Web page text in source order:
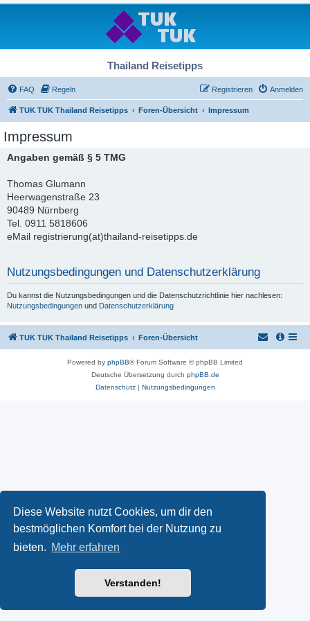
Diese Website nutzt Cookies, um dir den
bestmöglichen Komfort bei der Nutzung zu
bieten. Mehr erfahren
Verstanden!
Thailand Reisetipps
FAQ Regeln Anmelden
Registrieren
TUK TUK Thailand Reisetipps Foren-Übersicht Impressum
Impressum
Angaben gemäß § 5 TMG
Thomas Glumann
Heerwagenstraße 23
90489 Nürnberg
Tel. 0911 5818606
eMail registrierung(at)thailand-reisetipps.de
Nutzungsbedingungen und Datenschutzerklärung
Du kannst die Nutzungsbedingungen und die Datenschutzrichtlinie hier nachlesen:
Nutzungsbedingungen und Datenschutzerklärung
TUK TUK Thailand Reisetipps Foren-Übersicht
Powered by phpBB® Forum Software © phpBB Limited
Deutsche Übersetzung durch phpBB.de
Datenschutz| Nutzungsbedingungen